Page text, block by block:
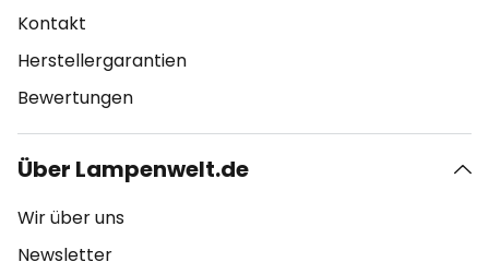
Kontakt
Herstellergarantien
Bewertungen
Über Lampenwelt.de
Wir über uns
Newsletter